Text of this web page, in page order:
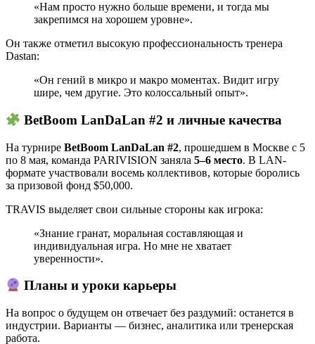
«Нам просто нужно больше времени, и тогда мы
закрепимся на хорошем уровне».
Он также отметил высокую профессиональность тренера
Dastan:
«Он гений в микро и макро моментах. Видит игру
шире, чем другие. Это колоссальный опыт».
BetBoom LanDaLan #2 и личные качества
На турнире BetBoom LanDaLan #2, прошедшем в Москве с 5
по 8 мая, команда PARIVISION заняла 5–6 место. В LAN-
формате участвовали восемь коллективов, которые боролись
за призовой фонд $50,000.
TRAVIS выделяет свои сильные стороны как игрока:
«Знание гранат, моральная составляющая и
индивидуальная игра. Но мне не хватает
уверенности».
Планы и уроки карьеры
На вопрос о будущем он отвечает без раздумий: останется в
индустрии. Варианты — бизнес, аналитика или тренерская
работа.